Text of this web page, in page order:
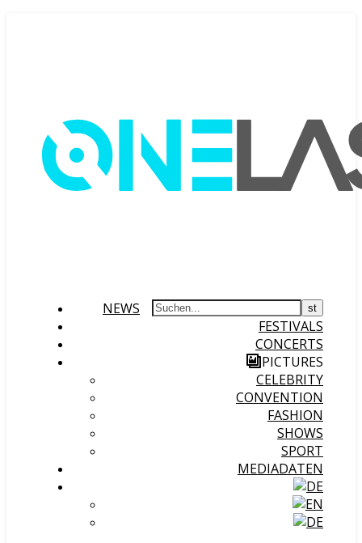
NEWS
FESTIVALS
CONCERTS
PICTURES
CELEBRITY
CONVENTION
FASHION
SHOWS
SPORT
MEDIADATEN